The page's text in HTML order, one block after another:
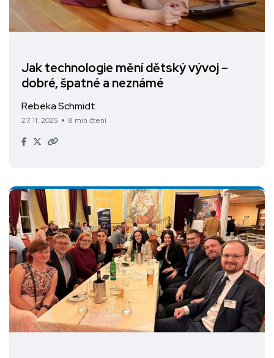
Jak technologie mění dětský vývoj –
dobré, špatné a neznámé
Rebeka Schmidt
27. 11. 2025 8 min čtení